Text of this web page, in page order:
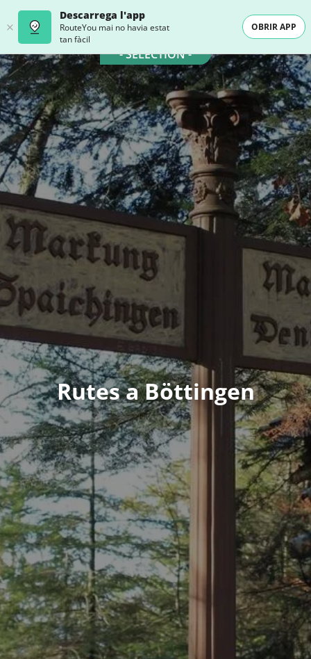
Descarrega l'app
RouteYou mai no havia estat
tan fàcil
OBRIR APP
- SELECTION -
Rutes a Böttingen